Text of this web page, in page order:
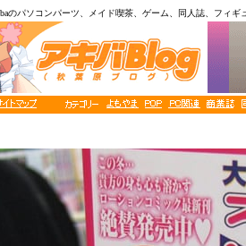
のパソコンパーツ、メイド喫茶、ゲーム、同人誌、フィ